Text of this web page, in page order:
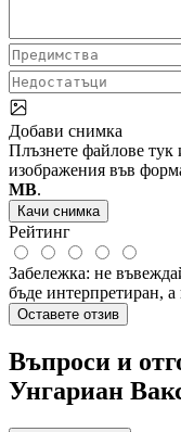
Добави снимка
Плъзнете файлове тук
изображения във
MB.
Качи снимка
Рейтинг
Забележка: не
бъде интерпретиран,
Оставете отзив
Въпроси и
Унгариан